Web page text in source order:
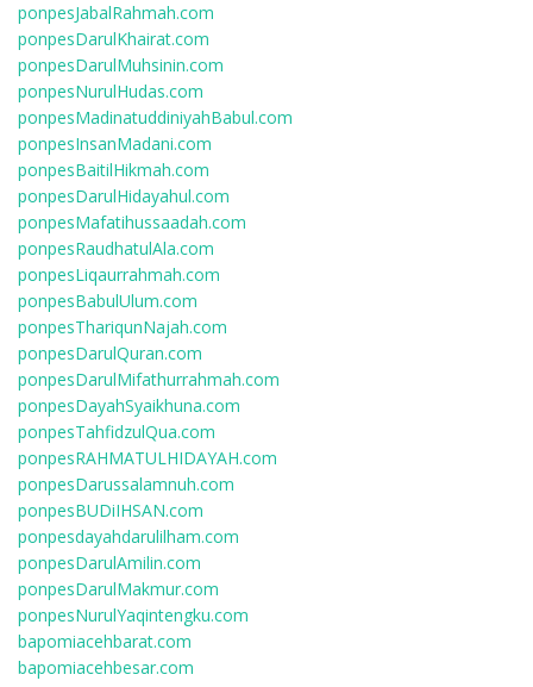
ponpesJabalRahmah.com
ponpesDarulKhairat.com
ponpesDarulMuhsinin.com
ponpesNurulHudas.com
ponpesMadinatuddiniyahBabul.com
ponpesInsanMadani.com
ponpesBaitilHikmah.com
ponpesDarulHidayahul.com
ponpesMafatihussaadah.com
ponpesRaudhatulAla.com
ponpesLiqaurrahmah.com
ponpesBabulUlum.com
ponpesThariqunNajah.com
ponpesDarulQuran.com
ponpesDarulMifathurrahmah.com
ponpesDayahSyaikhuna.com
ponpesTahfidzulQua.com
ponpesRAHMATULHIDAYAH.com
ponpesDarussalamnuh.com
ponpesBUDiIHSAN.com
ponpesdayahdarulilham.com
ponpesDarulAmilin.com
ponpesDarulMakmur.com
ponpesNurulYaqintengku.com
bapomiacehbarat.com
bapomiacehbesar.com